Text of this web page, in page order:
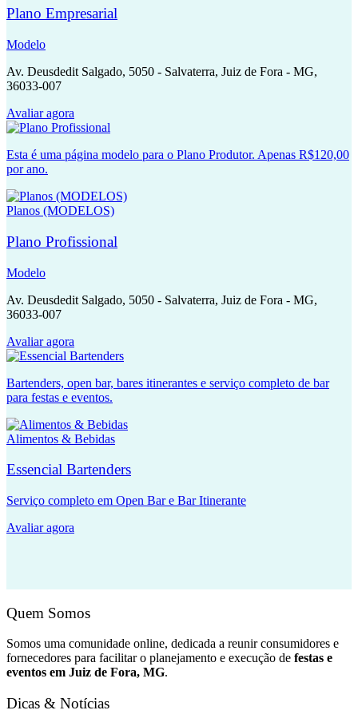
Plano Empresarial
Modelo
Av. Deusdedit Salgado, 5050 - Salvaterra, Juiz de Fora - MG,
36033-007
Avaliar agora
Esta é uma página modelo para o Plano Produtor. Apenas R$120,00
por ano.
Planos (MODELOS)
Plano Profissional
Modelo
Av. Deusdedit Salgado, 5050 - Salvaterra, Juiz de Fora - MG,
36033-007
Avaliar agora
Bartenders, open bar, bares itinerantes e serviço completo de bar
para festas e eventos.
Alimentos & Bebidas
Essencial Bartenders
Serviço completo em Open Bar e Bar Itinerante
Avaliar agora
Quem Somos
Somos uma comunidade online, dedicada a reunir consumidores e
fornecedores para facilitar o planejamento e execução de festas e
eventos em Juiz de Fora, MG.
Dicas & Notícias